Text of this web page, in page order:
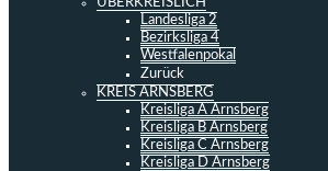
Landesliga 2
Bezirksliga 4
Westfalenpokal
Zurück
KREIS ARNSBERG
Kreisliga A Arnsberg
Kreisliga B Arnsberg
Kreisliga C Arnsberg
Kreisliga D Arnsberg